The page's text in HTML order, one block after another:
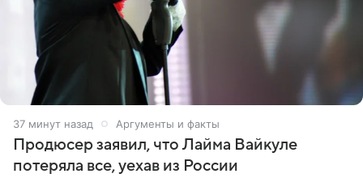
37 минут назад Аргументы и факты
Продюсер заявил, что Лайма Вайкуле
потеряла все, уехав из России